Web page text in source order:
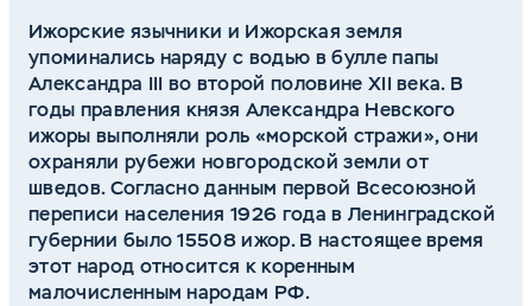
Ижорские язычники и Ижорская земля
упоминались наряду с водью в булле папы
Александра III во второй половине XII века. В
годы правления князя Александра Невского
ижоры выполняли роль «морской стражи», они
охраняли рубежи новгородской земли от
шведов. Согласно данным первой Всесоюзной
переписи населения 1926 года в Ленинградской
губернии было 15508 ижор. В настоящее время
этот народ относится к коренным
малочисленным народам РФ.